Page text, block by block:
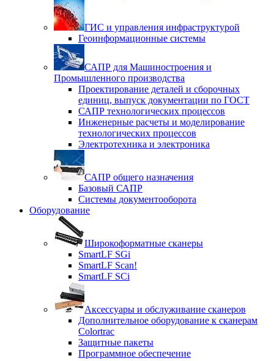
ГИС и управления инфраструктурой
Геоинформационные системы
САПР для Машиностроения и
Промышленного производства
Проектирование деталей и сборочных
единиц, выпуск документации по ГОСТ
САПР технологических процессов
Инженерные расчеты и моделирование
технологических процессов
Электротехника и электроника
САПР общего назначения
Базовый САПР
Системы документооборота
Оборудование
Широкоформатные сканеры
SmartLF SGi
SmartLF Scan!
SmartLF SCi
Аксессуары и обслуживание сканеров
Дополнительное оборудование к сканерам
Colortrac
Защитные пакеты
Программное обеспечение